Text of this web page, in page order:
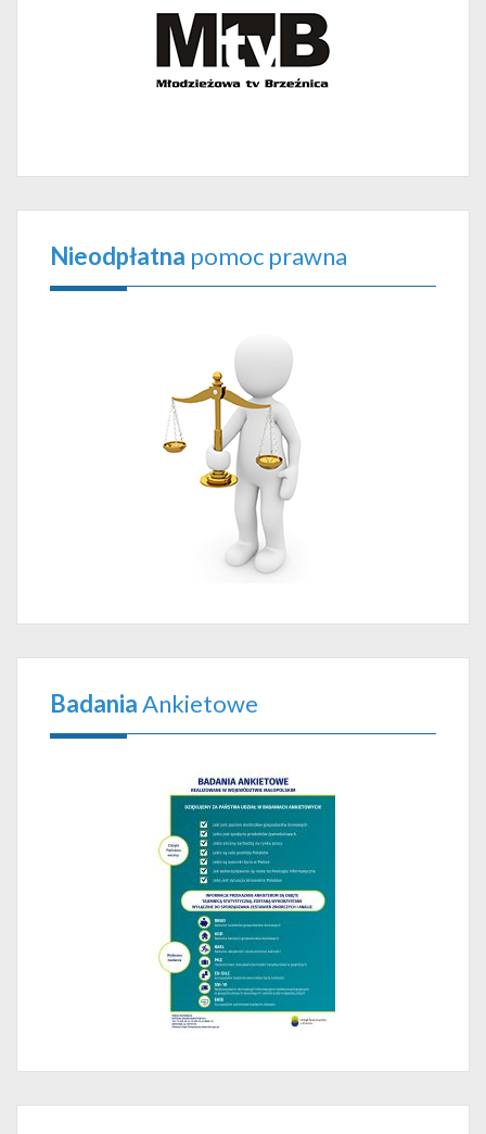
Nieodpłatna pomoc prawna
BadaniaAnkietowe